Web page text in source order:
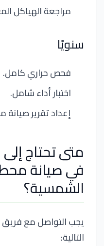
مراجعة الهياكل
سنويًا
فحص حراري كامل.
اختبار أداء شامل.
إعداد تقرير
متى تحتاج
في صيانة
الشمسية؟
يجب التواصل مع
التالية: